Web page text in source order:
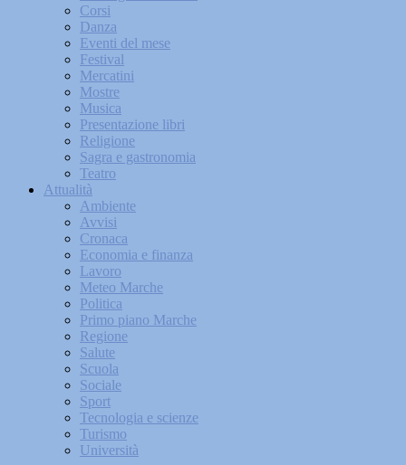
Corsi
Danza
Eventi del mese
Festival
Mercatini
Mostre
Musica
Presentazione libri
Religione
Sagra e gastronomia
Teatro
Attualità
Ambiente
Avvisi
Cronaca
Economia e finanza
Lavoro
Meteo Marche
Politica
Primo piano Marche
Regione
Salute
Scuola
Sociale
Sport
Tecnologia e scienze
Turismo
Università